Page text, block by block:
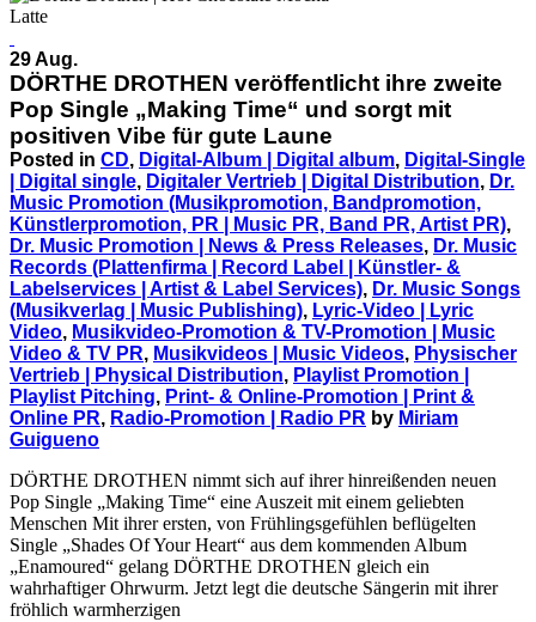
29 Aug.
DÖRTHE DROTHEN veröffentlicht ihre zweite
Pop Single „Making Time“ und sorgt mit
positiven Vibe für gute Laune
Posted in CD, Digital-Album | Digital album, Digital-Single
| Digital single, Digitaler Vertrieb | Digital Distribution, Dr.
Music Promotion (Musikpromotion, Bandpromotion,
Künstlerpromotion, PR | Music PR, Band PR, Artist PR),
Dr. Music Promotion | News & Press Releases, Dr. Music
Records (Plattenfirma | Record Label | Künstler- &
Labelservices | Artist & Label Services), Dr. Music Songs
(Musikverlag | Music Publishing), Lyric-Video | Lyric
Video, Musikvideo-Promotion & TV-Promotion | Music
Video & TV PR, Musikvideos | Music Videos, Physischer
Vertrieb | Physical Distribution, Playlist Promotion |
Playlist Pitching, Print- & Online-Promotion | Print &
Online PR, Radio-Promotion | Radio PR by Miriam
Guigueno
DÖRTHE DROTHEN nimmt sich auf ihrer hinreißenden neuen
Pop Single „Making Time“ eine Auszeit mit einem geliebten
Menschen Mit ihrer ersten, von Frühlingsgefühlen beflügelten
Single „Shades Of Your Heart“ aus dem kommenden Album
„Enamoured“ gelang DÖRTHE DROTHEN gleich ein
wahrhaftiger Ohrwurm. Jetzt legt die deutsche Sängerin mit ihrer
fröhlich warmherzigen